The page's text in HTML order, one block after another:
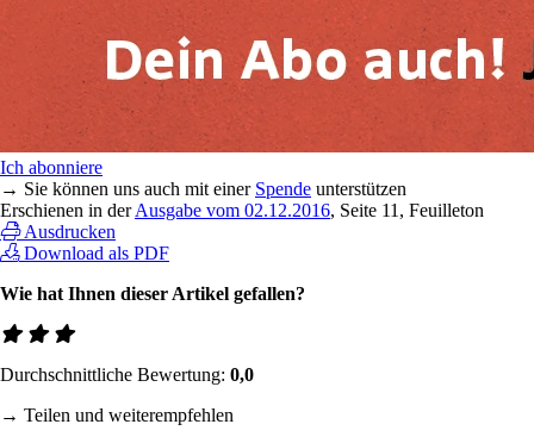
Ich abonniere
→ Sie können uns auch mit einer Spende unterstützen
Erschienen in derAusgabe vom 02.12.2016, Seite 11, Feuilleton
Ausdrucken
Download als PDF
Wie hat Ihnen dieser Artikel gefallen?
Durchschnittliche Bewertung: 0,0
→ Teilen und weiterempfehlen